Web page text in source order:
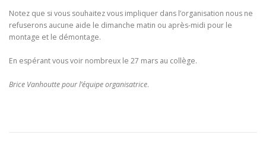
Notez que si vous souhaitez vous impliquer dans l’organisation nous ne
refuserons aucune aide le dimanche matin ou après-midi pour le
montage et le démontage.
En espérant vous voir nombreux le 27 mars au collège.
Brice Vanhoutte pour l’équipe organisatrice.